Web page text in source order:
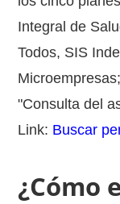
Integral de
Todos, SIS
"Consulta del
Link: Buscar
¿Cómo